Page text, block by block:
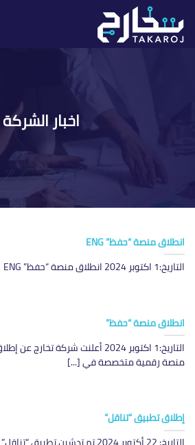
للمحتوى
اخبار الشركة
انطلاق منصة “حفظ” ENG
التاريخ:1 اكتوبر 2024 انطلاق منصة “حفظ” ENG
انطلاق منصة “حفظ”
التاريخ:1 اكتوبر 2024 أعلنت شركة
منصة رقمية متخصصة في [...]
إطلاق تطبيق “تناقل”